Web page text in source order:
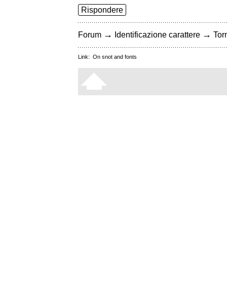
Rispondere
Forum → Identificazione carattere →
Link: On snot and fonts